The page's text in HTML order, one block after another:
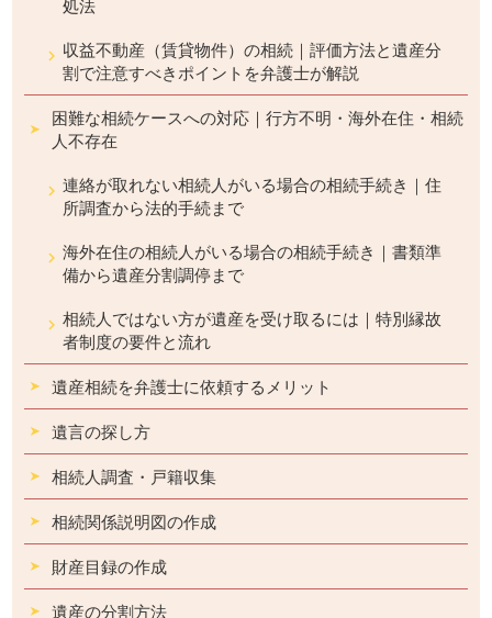
処法
収益不動産（賃貸物件）の相続｜評価方法と遺産分
割で注意すべきポイントを弁護士が解説
困難な相続ケースへの対応｜行方不明・海外在住・相続
人不存在
連絡が取れない相続人がいる場合の相続手続き｜住
所調査から法的手続まで
海外在住の相続人がいる場合の相続手続き｜書類準
備から遺産分割調停まで
相続人ではない方が遺産を受け取るには｜特別縁故
者制度の要件と流れ
遺産相続を弁護士に依頼するメリット
遺言の探し方
相続人調査・戸籍収集
相続関係説明図の作成
財産目録の作成
遺産の分割方法